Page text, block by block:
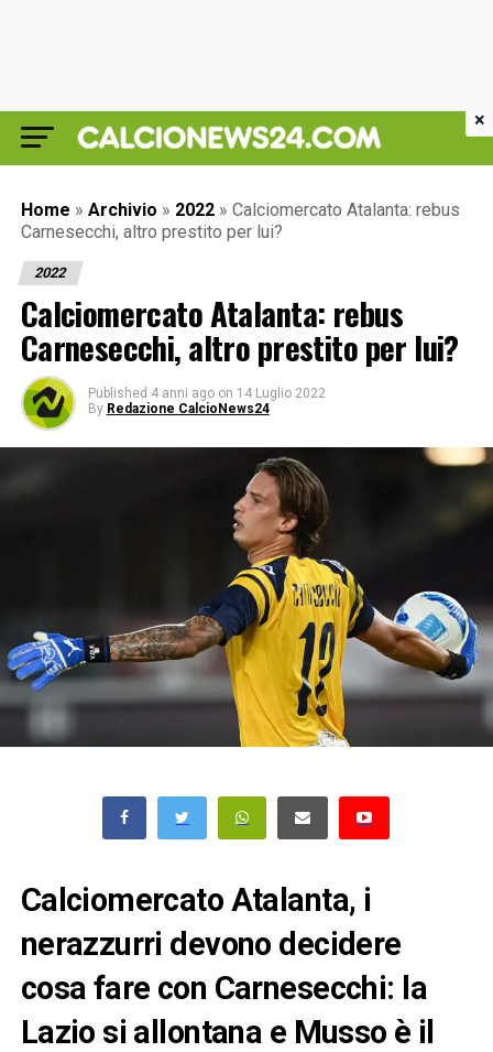
Home » Archivio » 2022 » Calciomercato Atalanta: rebus
Carnesecchi, altro prestito per lui?
2022
Calciomercato Atalanta: rebus
Carnesecchi, altro prestito per lui?
Published 4 anni ago on 14 Luglio 2022
By Redazione CalcioNews24
Calciomercato Atalanta, i
nerazzurri devono decidere
cosa fare con Carnesecchi: la
Lazio si allontana e Musso è il
×